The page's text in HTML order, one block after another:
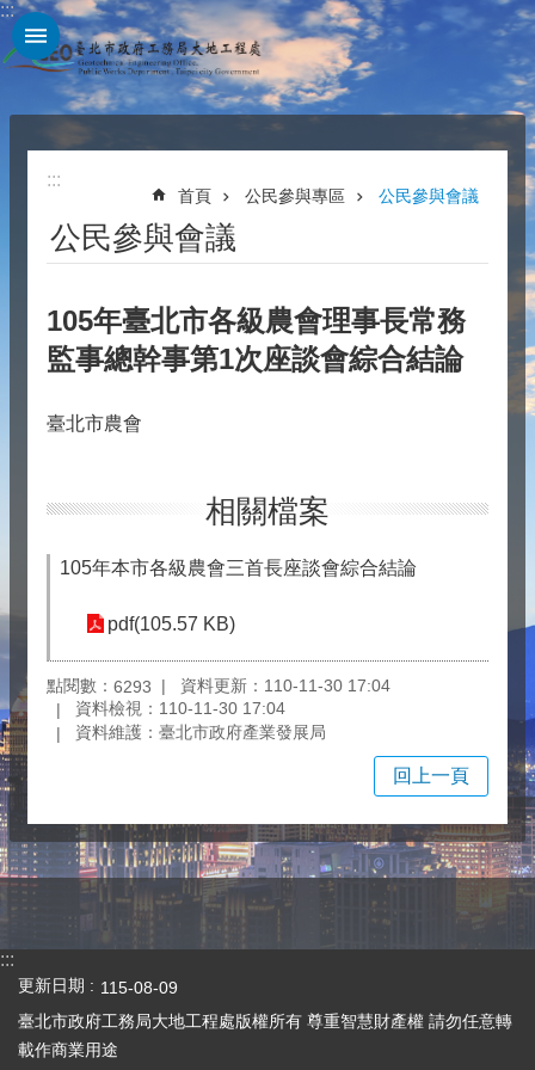
跳到主要內容區塊
:::
:::
首頁 公民參與專區 公民參與會議
公民參與會議
105年臺北市各級農會理事長常務
監事總幹事第1次座談會綜合結論
臺北市農會
相關檔案
105年本市各級農會三首長座談會綜合結論
pdf(105.57 KB)
點閱數： 6293
資料更新：110-11-30 17:04
資料檢視：110-11-30 17:04
資料維護：臺北市政府產業發展局
回上一頁
:::
更新日期
115-08-09
臺北市政府工務局大地工程處版權所有 尊重智慧財產權 請勿任意轉
載作商業用途